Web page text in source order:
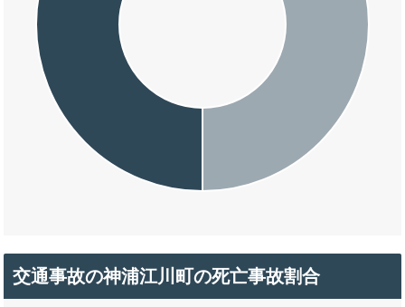
交通事故の神浦江川町の死亡事故割合